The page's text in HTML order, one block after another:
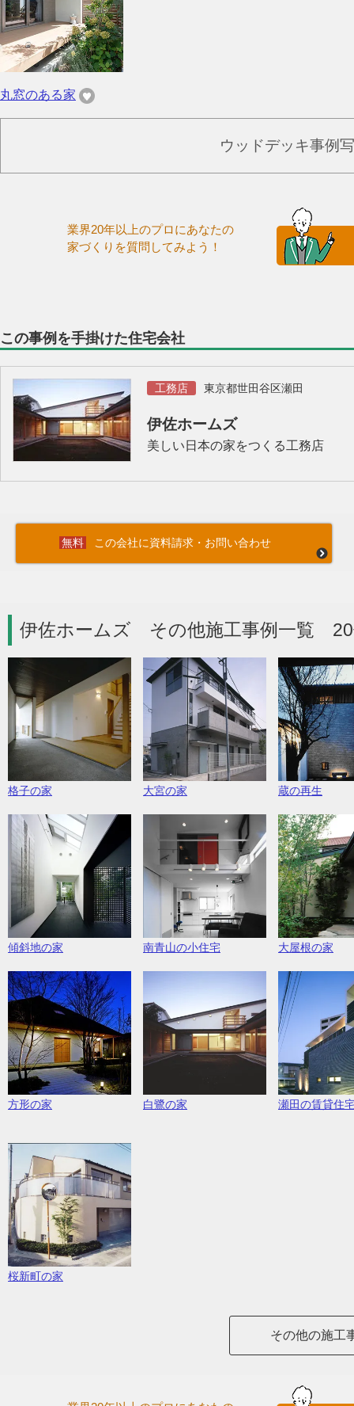
丸窓のある家
ウッドデッキ事例
業界20年以上のプロにあなたの
家づくりを質問してみよう！
この事例を手掛けた住宅会社
工務店 東京都世田谷区瀬田
伊佐ホームズ
美しい日本の家をつくる工務店
この会社に資料請求・お問い合わせ
伊佐ホームズ その他施工事例一覧
格子の家 大宮の家 蔵の再生
傾斜地の家 南青山の小住宅 大屋根の家
方形の家 白鷺の家 瀬田の賃貸住
桜新町の家
その他の施工